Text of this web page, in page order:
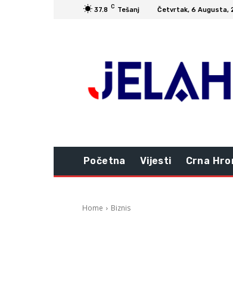
37.8 C Tešanj Četvrtak, 6 Augusta,
Početna Vijesti Crna
Home Biznis